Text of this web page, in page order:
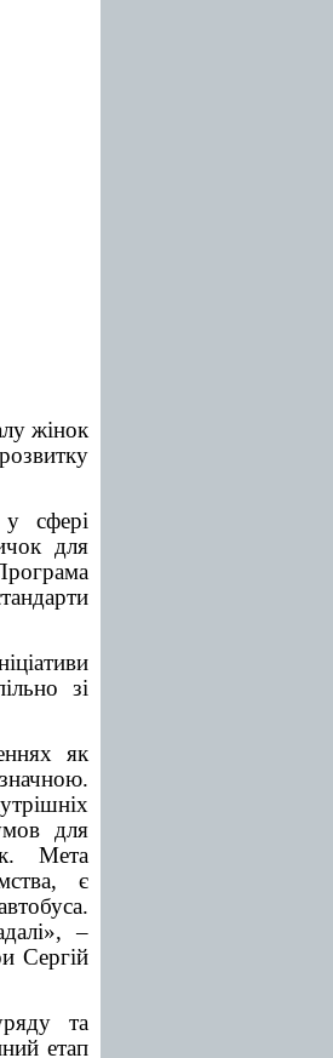
жінок
сфері
для
зі
як
для
Мета
є
–
Сергій
та
етап